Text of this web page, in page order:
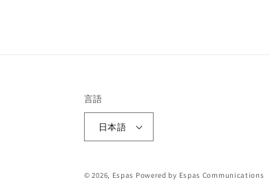
言語
日本語
© 2026, Espas Powered by Espas Communications